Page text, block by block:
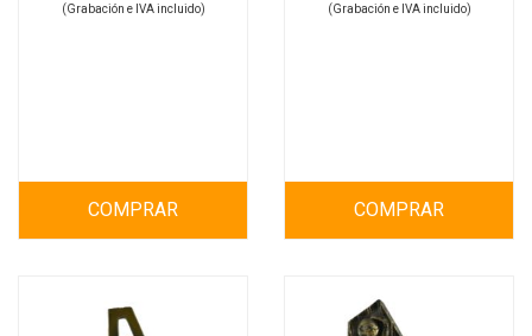
(Grabación e IVA incluido)
COMPRAR
(Grabación e IVA incluido)
COMPRAR